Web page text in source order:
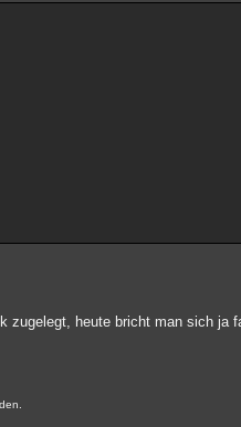
zugelegt, heute bricht man sich ja